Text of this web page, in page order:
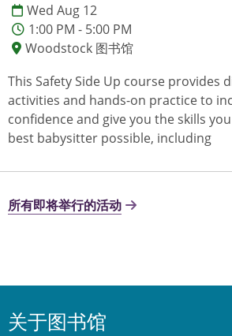
Wed Aug 12
1:00 PM - 5:00 PM
Woodstock 图书馆
This Safety Side Up course provides
activities and hands-on practice to
confidence and give you the skills
best babysitter possible, including
所有即将举行的活动
关于图书馆